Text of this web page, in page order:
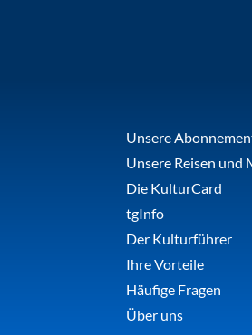
Unsere
Unsere Reisen und
Die KulturCard
tgInfo
Der Kulturführer
Ihre Vorteile
Häufige Fragen
Über uns